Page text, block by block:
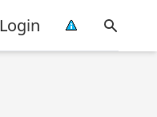
Login